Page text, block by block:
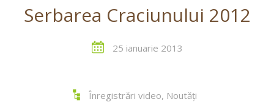
Serbarea Craciunului 2012
25 ianuarie 2013
Înregistrări video, Noutăți